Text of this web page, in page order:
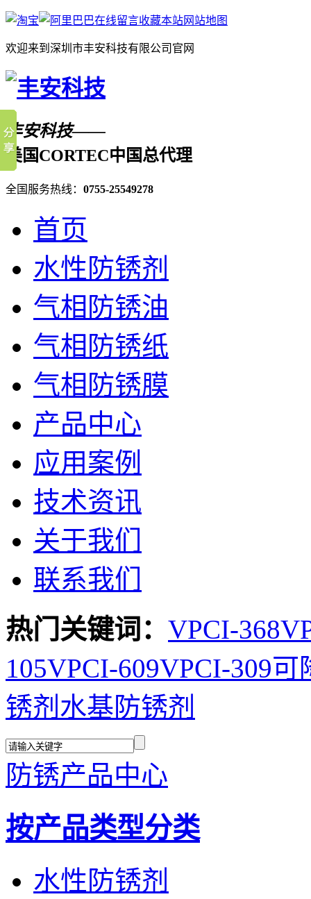
在线留言收藏本站网站地图
欢迎来到深圳市丰安科技有限公司官网
丰安科技——
美国CORTEC中国总代理
全国服务热线： 0755-25549278
首页
水性防锈剂
气相防锈油
气相防锈纸
气相防锈膜
产品中心
应用案例
技术资讯
关于我们
联系我们
热门关键词： VPCI-368
105VPCI-609VPCI-309可
锈剂 水基防锈剂
防锈产品中心
按产品类型分类
水性防锈剂